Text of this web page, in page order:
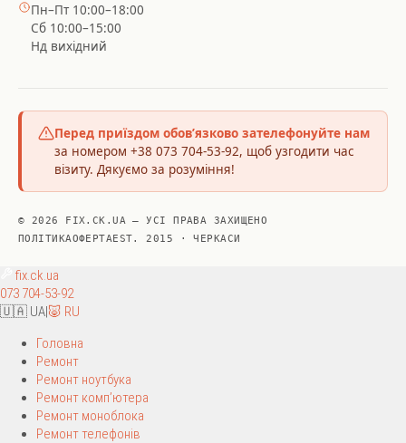
Пн–Пт 10:00–18:00
Сб 10:00–15:00
Нд вихідний
Перед приїздом обов’язково зателефонуйте нам
за номером +38 073 704-53-92, щоб узгодити час
візиту. Дякуємо за розуміння!
© 2026 FIX.CK.UA — УСІ ПРАВА ЗАХИЩЕНО
ПОЛІТИКАОФЕРТАEST. 2015 · ЧЕРКАСИ
fix.ck.ua
073 704-53-92
🇺🇦 UA|🐷 RU
Головна
Ремонт
Ремонт ноутбука
Ремонт комп’ютера
Ремонт моноблока
Ремонт телефонів